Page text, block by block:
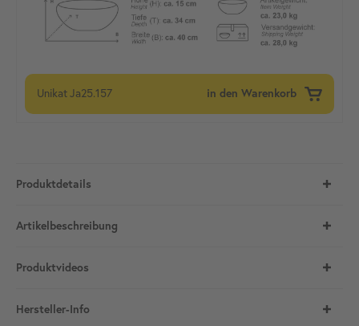
UnikatJa25.157 in den Warenkorb
Produktdetails
Artikelbeschreibung
Produktvideos
Hersteller-Info